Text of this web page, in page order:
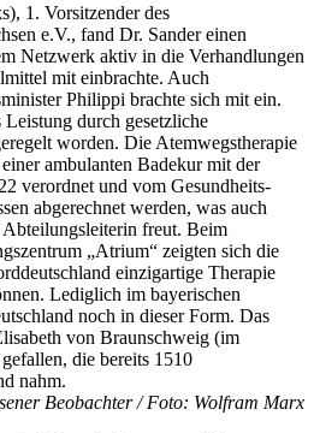
1. Vorsitzender des
e.V., fand Dr. Sander einen
Netzwerk aktiv in die Ver­handlungen
mit einbrachte. Auch
Philippi brachte sich mit ein.
durch gesetzliche
worden. Die Atem­wegstherapie
ambulanten Badekur mit der
verordnet und vom Gesundheits­
abgerechnet werden, was auch
freut. Beim
„Atrium“ zeigten sich die
einzig­artige Therapie
Lediglich im bayerischen
noch in dieser Form. Das
von Braunschweig (im
die bereits 1510
nahm.
Beobachter / Foto: Wolfram Marx